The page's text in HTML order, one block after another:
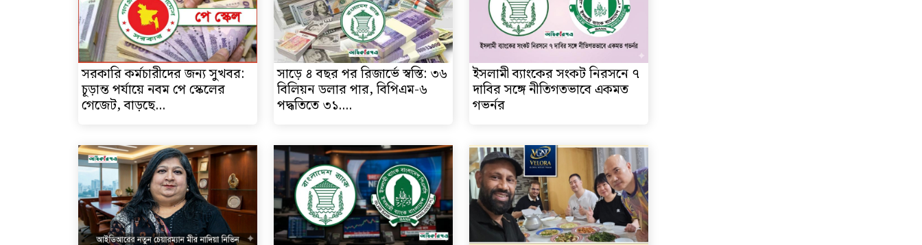
সরকারি কর্মচারীদের জন্য সুখবর:
চূড়ান্ত পর্যায়ে নবম পে স্কেলের
গেজেট, বাড়ছে...
সাড়ে ৪ বছর পর রিজার্ভে স্বস্তি: ৩৬
বিলিয়ন ডলার পার, বিপিএম-৬
পদ্ধতিতে ৩১....
ইসলামী ব্যাংকের সংকট নিরসনে ৭
দাবির সঙ্গে নীতিগতভাবে একমত
গভর্নর